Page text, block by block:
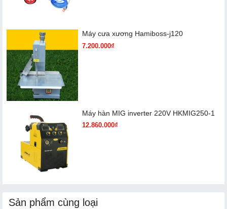
Máy cưa xương Hamiboss-j120
7.200.000₫
Máy hàn MIG inverter 220V HKMIG250-1
12.860.000₫
Sản phẩm cùng loại